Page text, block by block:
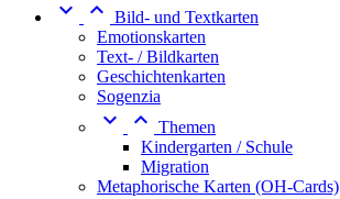
  Bild- und Textkarten
Emotionskarten
Text- / Bildkarten
Geschichtenkarten
Sogenzia
  Themen
Kindergarten / Schule
Migration
Metaphorische Karten (OH-Cards)